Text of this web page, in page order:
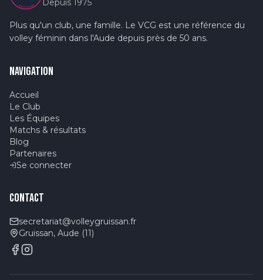
Depuis 1975
Plus qu'un club, une famille. Le VCG est une référence du
volley féminin dans l'Aude depuis près de 50 ans.
NAVIGATION
Accueil
Le Club
Les Équipes
Matchs & résultats
Blog
Partenaires
Se connecter
CONTACT
secretariat@volleygruissan.fr
Gruissan, Aude (11)